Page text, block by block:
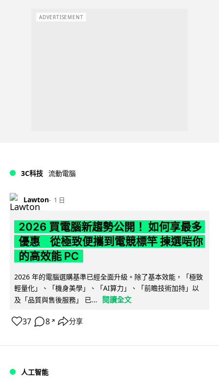
ADVERTISEMENT
3C科技 流動電腦
Lawton 1 日
2026 買電腦新趨勢公開！ 如何享最多
優惠 從極致便攜到電競標竿 揀選啱你
的高效能 PC
2026 年的電腦選購基準已經全面升級。除了基本效能，「極致
輕量化」、「機身美學」、「AI算力」、「前瞻技術加持」以
及「品質與售後服務」 已...
閱讀全文
37 8 ↗ 分享
人工智能